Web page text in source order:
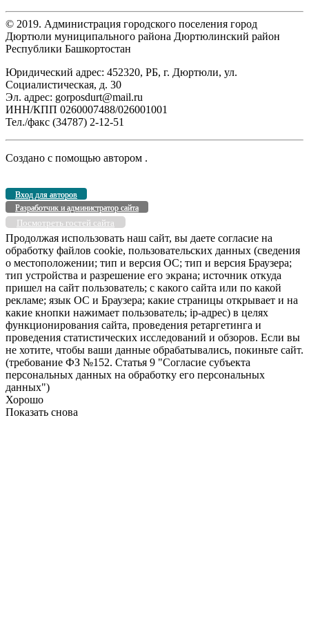
© 2019. Администрация городского поселения город
Дюртюли муниципального района Дюртюлинский район
Республики Башкортостан
Юридический адрес: 452320, РБ, г. Дюртюли, ул.
Социалистическая, д. 30
Эл. адрес: gorposdurt@mail.ru
ИНН/КПП 0260007488/026001001
Тел./факс (34787) 2-12-51
Создано с помощью автором .
Вход для авторов
Разработчик и администратор сайта
Посмотреть гостей сайта
Продолжая использовать наш сайт, вы даете согласие на
обработку файлов cookie, пользовательских данных (сведения
о местоположении; тип и версия ОС; тип и версия Браузера;
тип устройства и разрешение его экрана; источник откуда
пришел на сайт пользователь; с какого сайта или по какой
рекламе; язык ОС и Браузера; какие страницы открывает и на
какие кнопки нажимает пользователь; ip-адрес) в целях
функционирования сайта, проведения ретаргетинга и
проведения статистических исследований и обзоров. Если вы
не хотите, чтобы ваши данные обрабатывались, покиньте сайт.
(требование ФЗ №152. Статья 9 "Согласие субъекта
персональных данных на обработку его персональных
данных")
Хорошо
Показать снова